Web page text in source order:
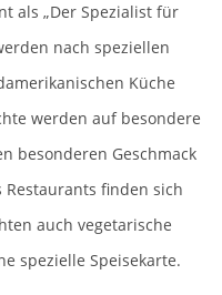
als „Der Spezialist für
nach speziellen
Küche
werden auf besondere
besonderen Geschmack
finden sich
auch vegetarische
spezielle Speisekarte.